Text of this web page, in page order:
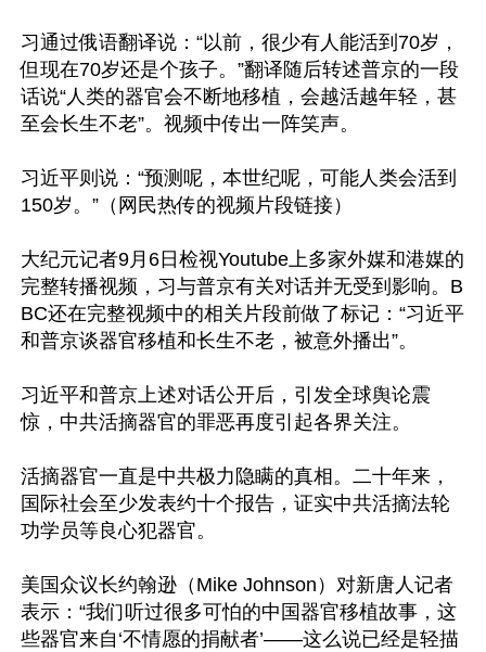
习通过俄语翻译说：“以前，很少有人能活到70岁，
但现在70岁还是个孩子。”翻译随后转述普京的一段
话说“人类的器官会不断地移植，会越活越年轻，甚
至会长生不老”。视频中传出一阵笑声。
习近平则说：“预测呢，本世纪呢，可能人类会活到
150岁。”（网民热传的视频片段链接）
大纪元记者9月6日检视Youtube上多家外媒和港媒的
完整转播视频，习与普京有关对话并无受到影响。B
BC还在完整视频中的相关片段前做了标记：“习近平
和普京谈器官移植和长生不老，被意外播出”。
习近平和普京上述对话公开后，引发全球舆论震
惊，中共活摘器官的罪恶再度引起各界关注。
活摘器官一直是中共极力隐瞒的真相。二十年来，
国际社会至少发表约十个报告，证实中共活摘法轮
功学员等良心犯器官。
美国众议长约翰逊（Mike Johnson）对新唐人记者
表示：“我们听过很多可怕的中国器官移植故事，这
些器官来自‘不情愿的捐献者’——这么说已经是轻描